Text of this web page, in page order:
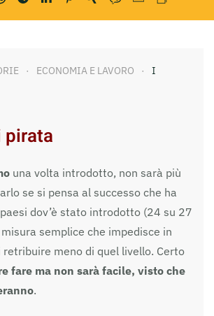
ECONOMIA E LAVORO
I
una volta introdotto, non sarà più
se si pensa al successo che ha
dov’è stato introdotto (24 su 27
semplice che impedisce in
meno di quel livello. Certo
fare ma non sarà facile, visto che
.